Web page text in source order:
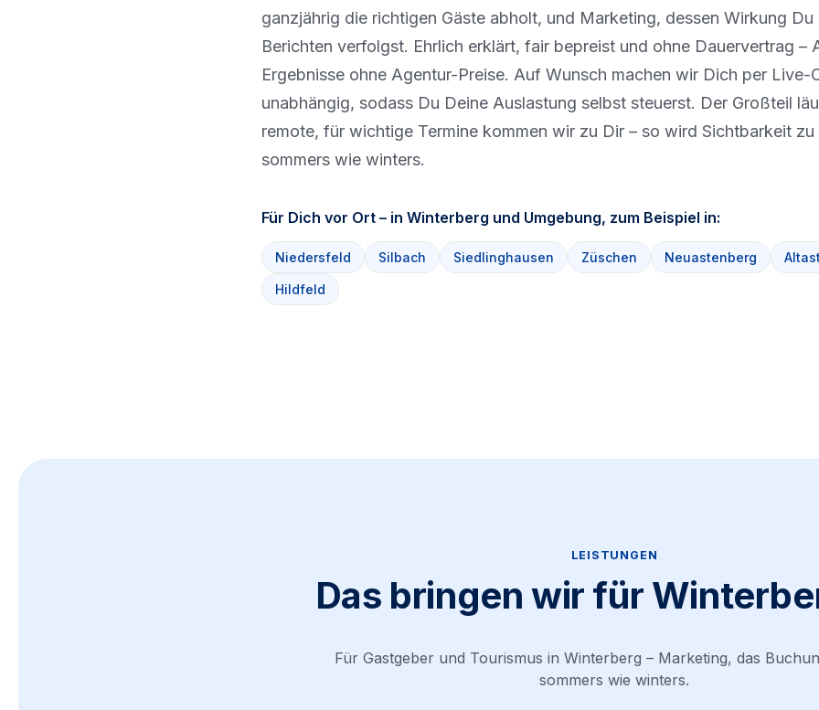
ganzjährig die richtigen Gäste abholt, und Marketing, dessen Wirkung Du
Berichten verfolgst. Ehrlich erklärt, fair bepreist und ohne Dauervertrag –
Ergebnisse ohne Agentur-Preise. Auf Wunsch machen wir Dich per Live-
unabhängig, sodass Du Deine Auslastung selbst steuerst. Der Großteil
remote, für wichtige Termine kommen wir zu Dir – so wird Sichtbarkeit
sommers wie winters.
Für Dich vor Ort – in Winterberg und Umgebung, zum Beispiel in:
Niedersfeld Silbach Siedlinghausen Züschen Neuastenberg
Hildfeld
LEISTUNGEN
Das bringen wir für
Für Gastgeber und Tourismus in Winterberg – Marketing, das
sommers wie winters.